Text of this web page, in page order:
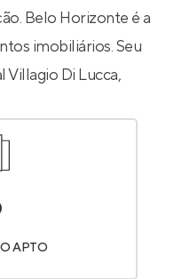
Belo Horizonte é a
imobiliários. Seu
Villagio Di Lucca,
APTO